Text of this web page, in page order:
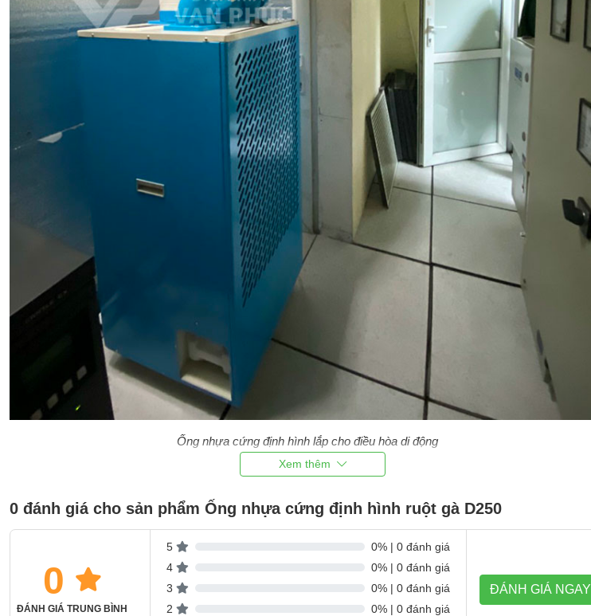
Ống nhựa cứng định hình lắp cho điều hòa di động
0 đánh giá cho sản phẩm Ống nhựa cứng định hình ruột gà D250
0
ĐÁNH GIÁ TRUNG BÌNH
5
0% | 0 đánh giá
4
0% | 0 đánh giá
3
0% | 0 đánh giá
2
0% | 0 đánh giá
ĐÁNH GIÁ NGAY